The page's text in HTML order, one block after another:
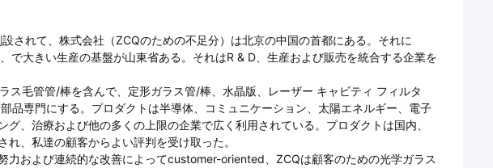
されて、株式会社（ZCQのための不足分）は北京の中国の首都にある。それに
大きい生産の基盤が山東省ある。それはR & D、生産および販売を統合する企業を
ス毛管管/棒を含んで、定形ガラス管/棒、水晶版、レーザー キャビティ フィルタ
品専門にする。プロダクトは半導体、コミュニケーション、太陽エネルギー、電子
、治療および他の多くの上限の企業で広く利用されている。プロダクトは国内、
、私達の顧客からよい評判を受け取った。
力および連続的な改善によってcustomer-oriented、ZCQは顧客のための光学ガラス